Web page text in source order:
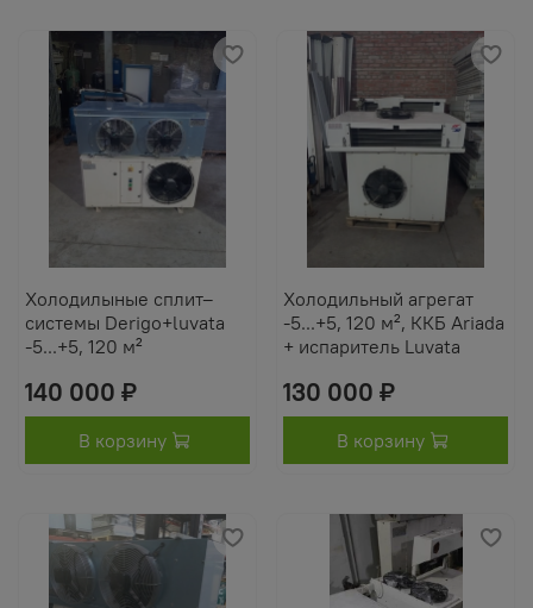
Холодилыные сплит–
системы Derigo+luvata
-5...+5, 120 м²
140 000 ₽
В корзину
Холодильный агрегат
-5...+5, 120 м², ККБ Ariada
+ испаритель Luvata
130 000 ₽
В корзину